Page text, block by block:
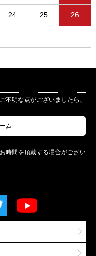
24 25 26
不明な点がございましたら、
ム
時間を頂戴する場合がござい